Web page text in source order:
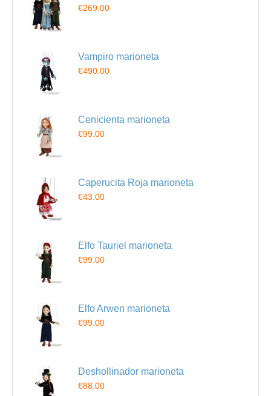
€269.00
Vampiro marioneta
€490.00
Cenicienta marioneta
€99.00
Caperucita Roja marioneta
€43.00
Elfo Tauriel marioneta
€99.00
Elfo Arwen marioneta
€99.00
Deshollinador marioneta
€88.00